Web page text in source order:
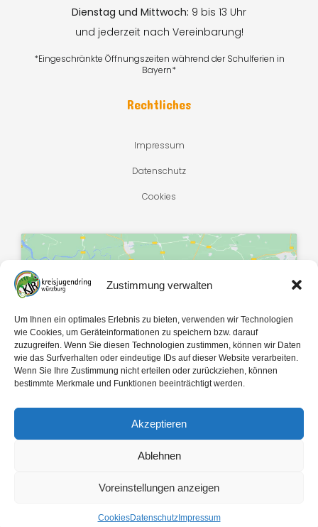
Zustimmung verwalten
Um Ihnen ein optimales Erlebnis zu bieten, verwenden wir Technologien
wie Cookies, um Geräteinformationen zu speichern bzw. darauf
zuzugreifen. Wenn Sie diesen Technologien zustimmen, können wir Daten
wie das Surfverhalten oder eindeutige IDs auf dieser Website verarbeiten.
Wenn Sie Ihre Zustimmung nicht erteilen oder zurückziehen, können
bestimmte Merkmale und Funktionen beeinträchtigt werden.
Akzeptieren
Ablehnen
Voreinstellungen anzeigen
CookiesDatenschutzImpressum
Dienstag und Mittwoch: 9 bis 13 Uhr
und jederzeit nach Vereinbarung!
*Eingeschränkte Öffnungszeiten während der Schulferien in
Bayern*
Rechtliches
Impressum
Datenschutz
Cookies
Klicke hier, um Marketing-Cookies zu
akzeptieren und diesen Inhalt zu
aktivieren
Copyright © 2026